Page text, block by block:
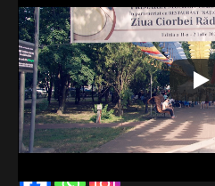
gratuit în parcul umbreluțelor,
ediție, grație unui parteneriat
Primăria Rădăuți.
Primarul Bogdan Loghin a
o degustare.
Distribuie și tu